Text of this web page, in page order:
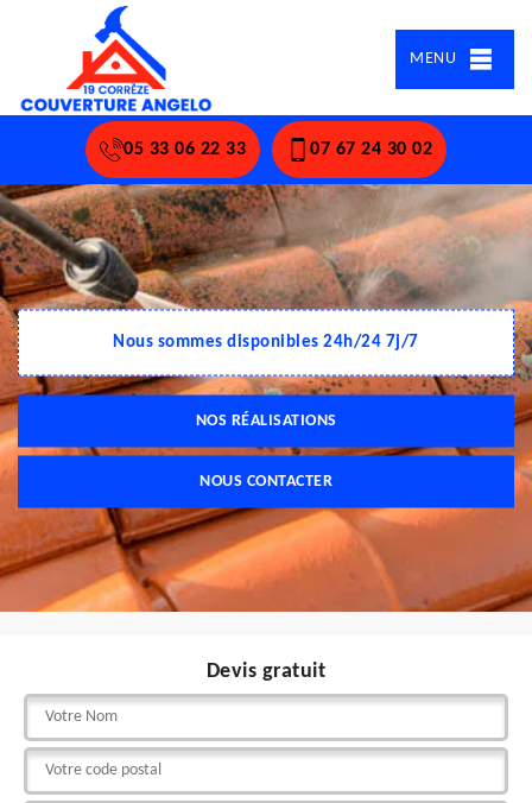
MENU
05 33 06 22 33 07 67 24 30 02
Nous sommes disponibles 24h/24 7j/7
NOS RÉALISATIONS
NOUS CONTACTER
Devis gratuit